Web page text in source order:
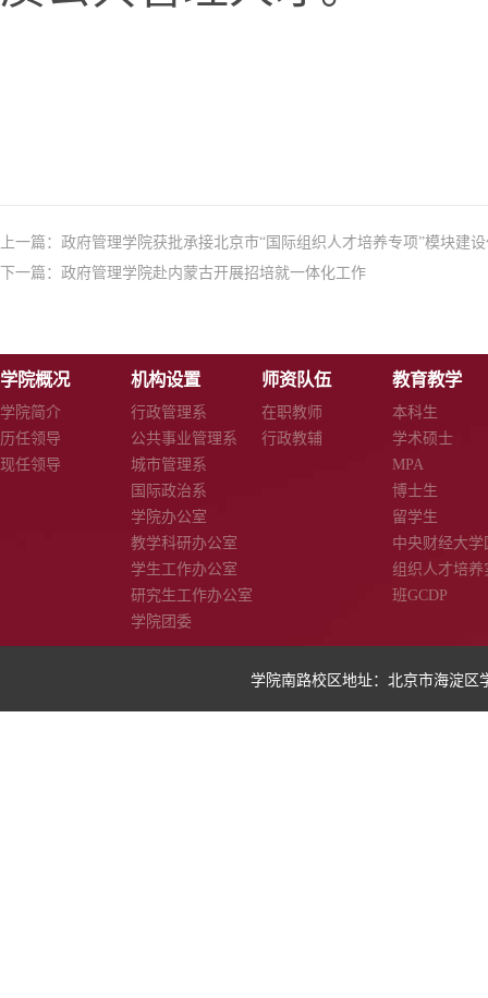
上一篇： 政府管理学院获批承接北京市“国际组织人才培养专项”模块建
下一篇： 政府管理学院赴内蒙古开展招培就一体化工作
学院概况
学院简介
历任领导
现任领导
机构设置
行政管理系
公共事业管理系
城市管理系
国际政治系
学院办公室
教学科研办公室
学生工作办公室
研究生工作办公室
学院团委
师资队伍
在职教师
行政教辅
教育教学
本科生
学术硕士
MPA
博士生
留学生
中央财经大学
组织人才培养
班GCDP
学院南路校区地址：北京市海淀区